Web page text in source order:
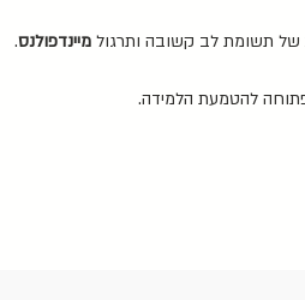
של תשומת לב קשובה ותרגולמיינדפולנס.
פתוחה להטמעת הלמידה.